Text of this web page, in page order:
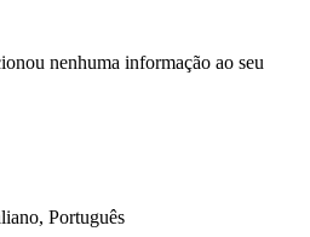
nenhuma informação ao seu
Português